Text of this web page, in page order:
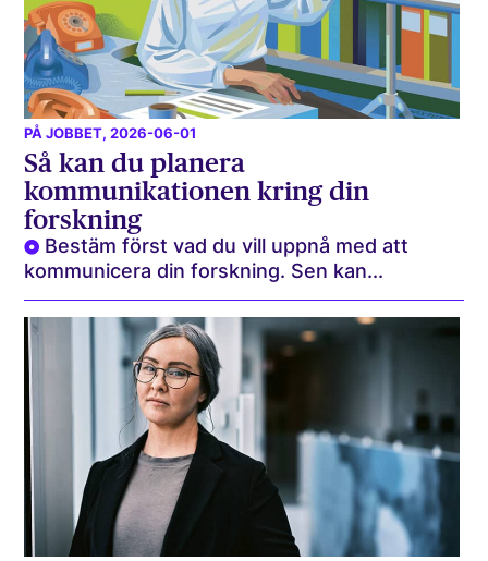
PÅ JOBBET, 2026-06-01
Så kan du planera
kommunikationen kring din
forskning
Bestäm först vad du vill uppnå med att
kommunicera din forskning. Sen kan...